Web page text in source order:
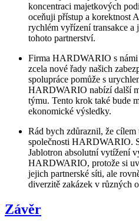
koncentraci majetkových
oceňuji přístup a korektnost
rychlém vyřízení transakce a
tohoto partnerství.
Firma HARDWARIO s
zcela nové řady našich
spolupráce pomůže s
HARDWARIO nabízí další
týmu. Tento krok také bude
ekonomické výsledky.
Rád bych zdůraznil, že
společnosti HARDWARIO.
Jablotron absolutní vytížení
HARDWARIO, protože si
jejich partnerské síti, ale
diverzitě zakázek v různých
Závěr